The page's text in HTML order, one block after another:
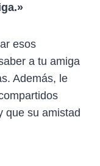
esos
a tu amiga
Además, le
que su amistad